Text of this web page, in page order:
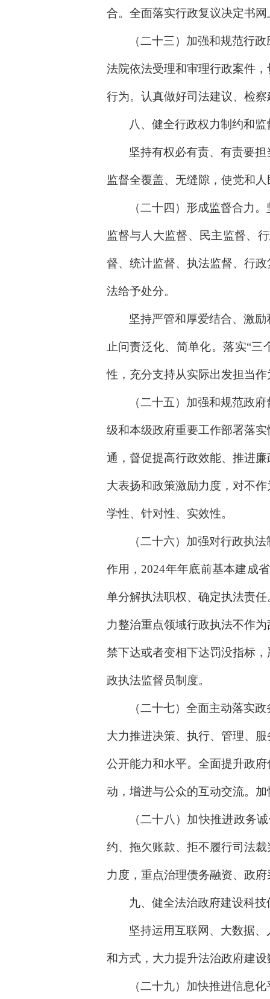
合。全面落实行政复议决定书
（二十三）加强和规范行
法院依法受理和审理行政案件
行为。认真做好司法建议、检
八、健全行政权力制约和
坚持有权必有责、有责要
监督全覆盖、无缝隙，使党和
（二十四）形成监督合力
监督与人大监督、民主监督、
督、统计监督、执法监督、行
法给予处分。
坚持严管和厚爱结合、激
止问责泛化、简单化。落实“
性，充分支持从实际出发担当
（二十五）加强和规范政
级和本级政府重要工作部署落
通，督促提高行政效能、推进
大表扬和政策激励力度，对不
学性、针对性、实效性。
（二十六）加强对行政执
作用，2024年年底前基本建成
单分解执法职权、确定执法责
力整治重点领域行政执法不作
禁下达或者变相下达罚没指标
政执法监督员制度。
（二十七）全面主动落实
大力推进决策、执行、管理、
公开能力和水平。全面提升政
动，增进与公众的互动交流。
（二十八）加快推进政务
约、拖欠账款、拒不履行司法
力度，重点治理债务融资、政
九、健全法治政府建设科
坚持运用互联网、大数据
和方式，大力提升法治政府建
（二十九）加快推进信息